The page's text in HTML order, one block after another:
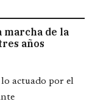
marcha de la
años
actuado por el